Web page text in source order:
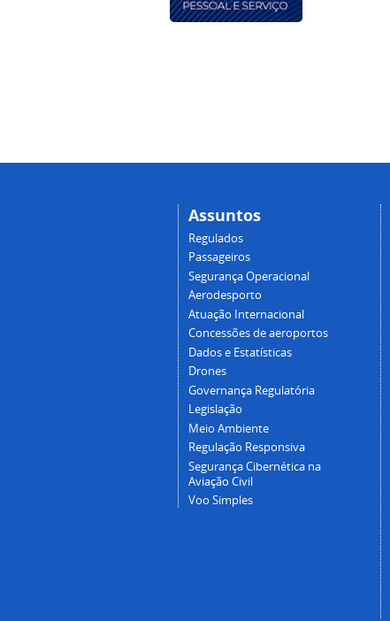
Assuntos
Regulados
Passageiros
Segurança Operacional
Aerodesporto
Atuação Internacional
Concessões de aeroportos
Dados e Estatísticas
Drones
Governança Regulatória
Legislação
Meio Ambiente
Regulação Responsiva
Segurança Cibernética na
Aviação Civil
Voo Simples